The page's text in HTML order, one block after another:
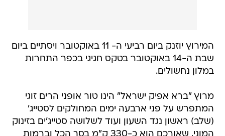
המירוץ יוזנק ביום רביעי ה- 11 באוקטובר ויסתיים ביום
שבת ה-14 באוקטובר בטקס חגיגי בכפר התחרות
במלון נחשולים.
מרוץ "ברא אפיק ישראל" הינו טור אופני הרים זוגי
המתפרש על פני ארבעה ימים המחולקים לסטייג'
(שלב) ראשון נגד השעון ועוד לשלושה סטייג'ים בזינוק